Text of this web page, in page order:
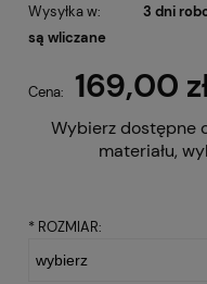
Wysyłka w:
3 dni
są wliczane
Cena: 169,00
Wybierz dostępne
materiału,
* ROZMIAR: